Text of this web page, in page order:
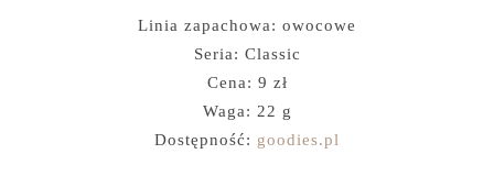
Linia zapachowa: owocowe
Seria: Classic
Cena: 9 zł
Waga: 22 g
Dostępność: goodies.pl